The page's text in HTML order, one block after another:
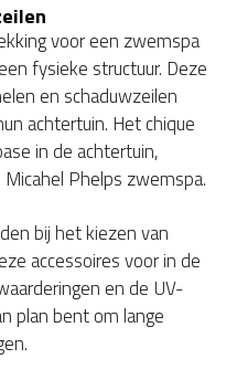
voor een zwemspa
fysieke structuur. Deze
en schaduwzeilen
achtertuin. Het chique
in de achtertuin,
Phelps zwemspa.
bij het kiezen van
accessoires voor in de
en de UV-
plan bent om lange